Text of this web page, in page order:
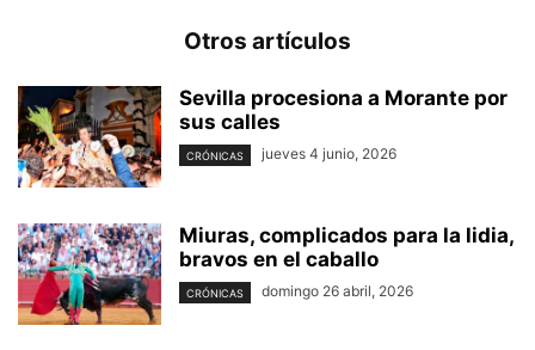
Otros artículos
Sevilla procesiona a Morante por
sus calles
CRÓNICAS jueves 4 junio, 2026
Miuras, complicados para la lidia,
bravos en el caballo
CRÓNICAS domingo 26 abril, 2026